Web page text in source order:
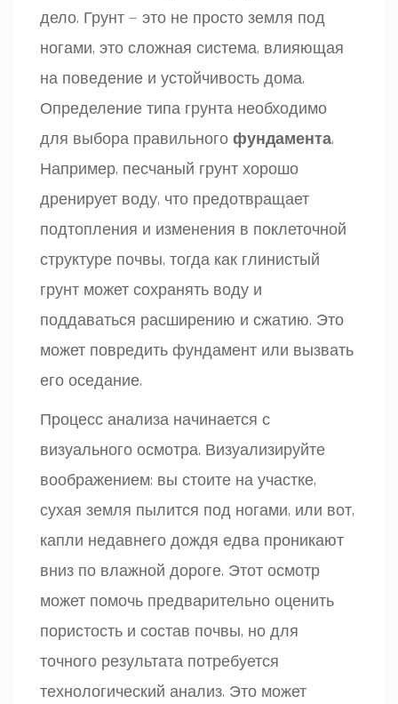
дело. Грунт — это не просто земля под
ногами, это сложная система, влияющая
на поведение и устойчивость дома.
Определение типа грунта необходимо
для выбора правильного фундамента.
Например, песчаный грунт хорошо
дренирует воду, что предотвращает
подтопления и изменения в поклеточной
структуре почвы, тогда как глинистый
грунт может сохранять воду и
поддаваться расширению и сжатию. Это
может повредить фундамент или вызвать
его оседание.
Процесс анализа начинается с
визуального осмотра. Визуализируйте
воображением: вы стоите на участке,
сухая земля пылится под ногами, или вот,
капли недавнего дождя едва проникают
вниз по влажной дороге. Этот осмотр
может помочь предварительно оценить
пористость и состав почвы, но для
точного результата потребуется
технологический анализ. Это может